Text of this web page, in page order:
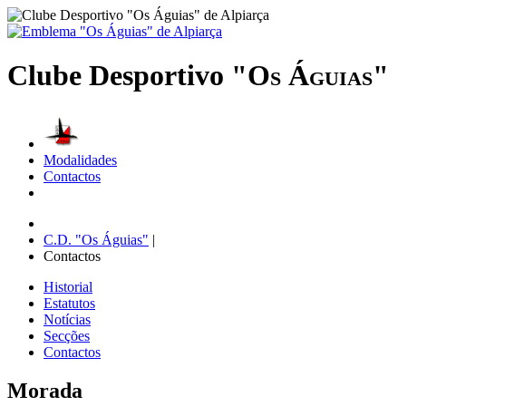
Clube Desportivo "Os Águias"
Modalidades
Contactos
C.D. "Os Águias" |
Contactos
Historial
Estatutos
Notícias
Secções
Contactos
Morada